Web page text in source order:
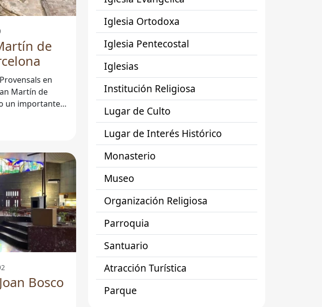
de
en
un importante
Bosco
Iglesia Ortodoxa
Iglesia Pentecostal
Iglesias
Institución Religiosa
Lugar de Culto
Lugar de Interés Histórico
Monasterio
Museo
Organización Religiosa
Parroquia
Santuario
Atracción Turística
Parque